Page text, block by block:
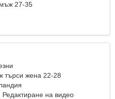
27-35
търси жена 22-28
на видео